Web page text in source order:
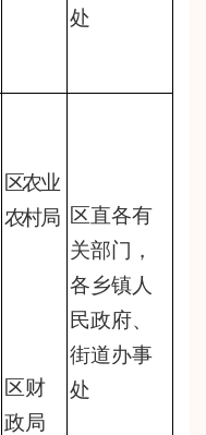
处
区农业
农村局
区财
政局
区直各有
关部门，
各乡镇人
民政府、
街道办事
处